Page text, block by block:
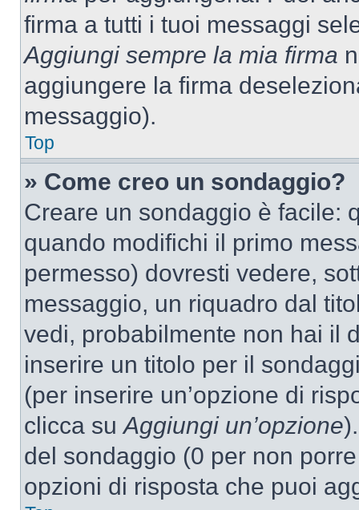
firma a tutti i tuoi messaggi
Aggiungi sempre la mia firma
aggiungere la firma
messaggio).
Top
» Come creo un sondaggio?
Creare un sondaggio è facile:
quando modifichi il primo
permesso) dovresti vedere,
messaggio, un riquadro dal
vedi, probabilmente non hai il
inserire un titolo per il
(per inserire un’opzione di
clicca suAggiungi un’opzione
del sondaggio (0 per non
opzioni di risposta che puoi